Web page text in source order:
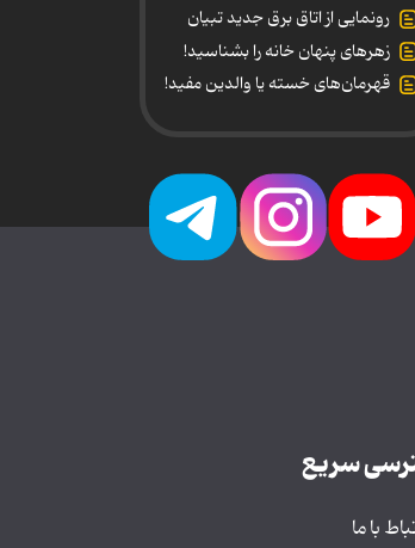
رونمایی از اتاق برق جدید تبیان
زهرهای پنهان خانه را بشناسید!
قهرمان‌های خسته یا والدین مفید!
سریع
با ما